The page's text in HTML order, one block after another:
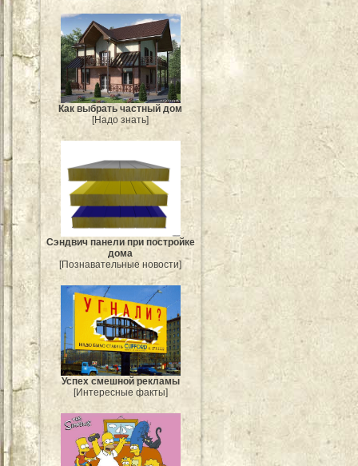
Как выбрать частный дом
[Надо знать]
Сэндвич панели при постройке
дома
[Познавательные новости]
Успех смешной рекламы
[Интересные факты]